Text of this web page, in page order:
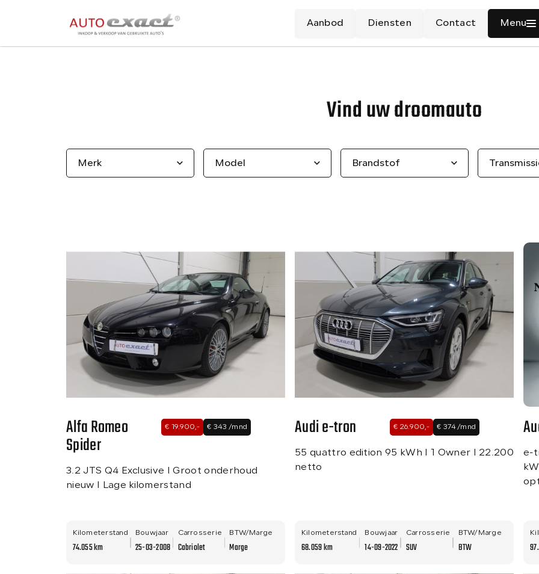
Aanbod Diensten Contact Menu
Vind uw droomauto
Merk Model Brandstof
Alfa Romeo
Spider
€ 19.900,- € 343 /mnd
3.2 JTS Q4 Exclusive I Groot onderhoud
nieuw I Lage kilomerstand
Kilometerstand
74.055 km
Bouwjaar
25-03-2008
Carrosserie
Cabriolet
BTW/Marge
Marge
Audi e-tron € 26.900,- € 374 /mnd
55 quattro edition 95 kWh I 1 Owner I 22.200
netto
Kilometerstand
68.059 km
Bouwjaar
14-09-2022
Carrosserie
SUV
BTW/Marge
BTW
e-